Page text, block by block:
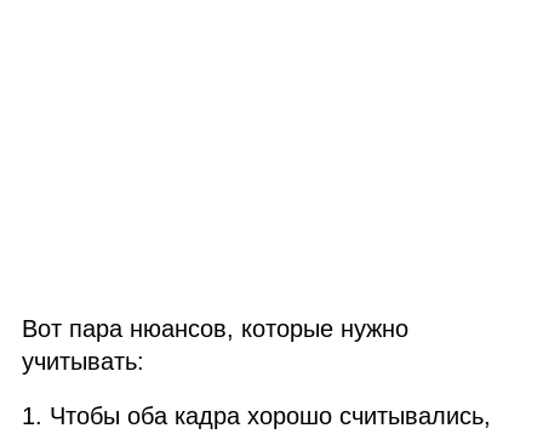
Вот пара нюансов, которые нужно
учитывать:
1. Чтобы оба кадра хорошо считывались,